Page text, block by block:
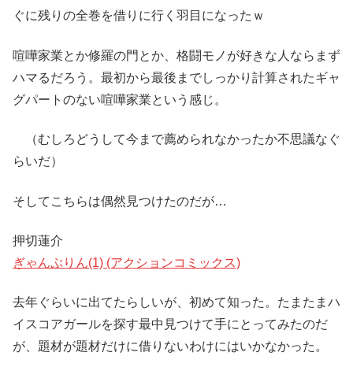
ぐに残りの全巻を借りに行く羽目になったｗ
喧嘩家業とか修羅の門とか、格闘モノが好きな人ならまず
ハマるだろう。最初から最後までしっかり計算されたギャ
グパートのない喧嘩家業という感じ。
（むしろどうして今まで薦められなかったか不思議なぐ
らいだ）
そしてこちらは偶然見つけたのだが…
押切蓮介
ぎゃんぷりん(1) (アクションコミックス)
去年ぐらいに出てたらしいが、初めて知った。たまたまハ
イスコアガールを探す最中見つけて手にとってみたのだ
が、題材が題材だけに借りないわけにはいかなかった。